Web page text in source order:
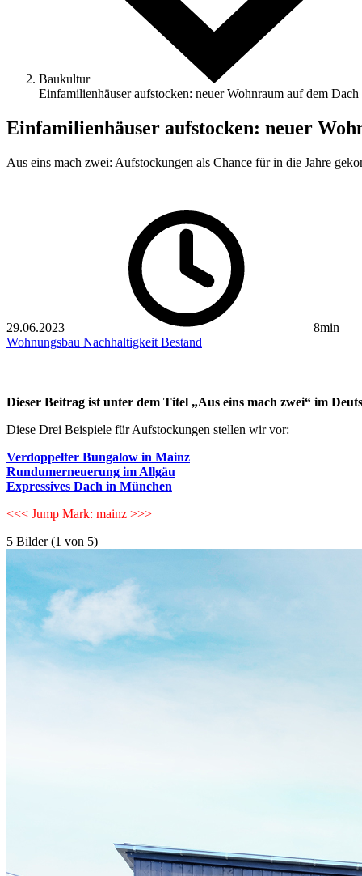
Baukultur
Einfamilienhäuser aufstocken: neuer Wohnraum auf dem Dach
Einfamilienhäuser aufstocken: neuer
Aus eins mach zwei: Aufstockungen als Chance für in die Jahre
29.06.2023
8min
Wohnungsbau Nachhaltigkeit Bestand
Dieser Beitrag ist unter dem Titel „Aus eins mach zwei“ im
Diese Drei Beispiele für Aufstockungen stellen wir vor:
Verdoppelter Bungalow in Mainz
Rundumerneuerung im Allgäu
Expressives Dach in München
<<< Jump Mark: mainz >>>
5 Bilder (1 von 5)